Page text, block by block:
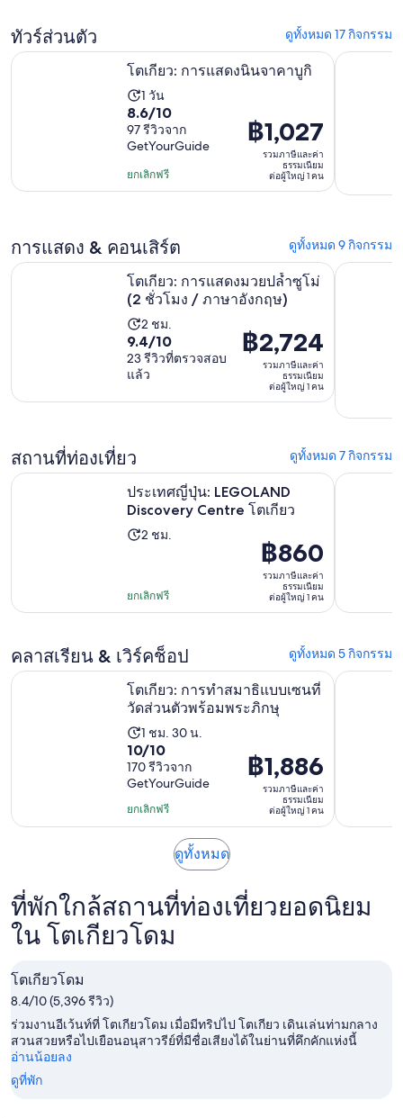
1
ทัวร์ส่วนตัว ดูทั้งหมด 17 กิจกรรม
โตเกียว: การแสดงนินจาคาบูกิ
ระยะ
เวลา
กิจกรรม
วัน
1 วัน
8.6
จาก
10
โดย
มี
รีวิว
8.6/10
97 รีวิวจาก
GetYourGuide
ยกเลิกฟรี
ราคา
อยู่
฿1,027
คน
฿1,027
รวมภาษีและค่า
ธรรมเนียม
ต่อผู้ใหญ่ 1 คน
โตเกียว: การแสดงนินจาคาบูกิ เปิดในแท็บใหม่ ทัวร์เดินช
การแสดง & คอนเสิร์ต ดูทั้งหมด 9 กิจกรรม
โตเกียว: การแสดงมวยปล้ำซูโม่
(2 ชั่วโมง / ภาษาอังกฤษ)
ระยะ
เวลา
กิจกรรม
2 ชม.
9.4
จาก
10
โดย
รีวิว
9.4/10
23 รีวิวที่ตรวจสอบ
แล้ว
ราคา
อยู่
฿2,724
คน
฿2,724
รวมภาษีและค่า
ธรรมเนียม
ต่อผู้ใหญ่ 1 คน
โตเกียว: การแสดงมวยปล้ำซูโม่ (2 ชั่วโมง / ภาษาอังกฤษ)โตเกียว:
สถานที่ท่องเที่ยว ดูทั้งหมด 7 กิจกรรม
ประเทศญี่ปุ่น: LEGOLAND
Discovery Centre โตเกียว
ระยะ
2
2 ชม.
ยกเลิกฟรี
ราคา
อยู่
ที่
฿860
ผู้ใหญ่
1
คน
฿860
รวมภาษีและค่า
ธรรมเนียม
ต่อผู้ใหญ่ 1 คน
ประเทศญี่ปุ่น: LEGOLAND Discovery Centre โตเกียวเปิดในแท็
พื้นที่มรดก
คลาสเรียน & เวิร์คช็อป ดูทั้งหมด 5 กิจกรรม
โตเกียว: การทำสมาธิแบบเซนที่
วัดส่วนตัวพร้อมพระภิกษุ
ระยะ
เวลา
กิจกรรม
1
ชั่วโมง
1 ชม. 30 น.
10.0
จาก
10
โดย
10/10
170 รีวิวจาก
GetYourGuide
ยกเลิกฟรี
ราคา
อยู่
฿1,886
1
คน
฿1,886
รวมภาษีและค่า
ธรรมเนียม
ต่อผู้ใหญ่ 1 คน
โตเกียว: การทำสมาธิแบบเซนที่วัดส่วนตัวพร้อมพระภิกษุโตเกียว:
ดูทั้งหมดเปิด
แท็บ
ใหม่
ที่พักใกล้สถานที่ท่องเที่ยวยอดนิยม
ใน โตเกียวโดม
โตเกียวโดม
8.4/10 (5,396 รีวิว)
ร่วมงานอีเว้นท์ที่ โตเกียวโดม เมื่อมีทริปไป โตเกียว เดินเล่นท่ามกลาง
สวนสวยหรือไปเยือนอนุสาวรีย์ที่มีชื่อเสียงได้ในย่านที่คึกคักแห่งนี้
อ่านน้อยลง
ดูที่พัก